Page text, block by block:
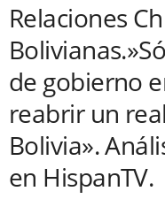
Relaciones
de gobierno
reabrir un
Bolivia».
en HispanTV.